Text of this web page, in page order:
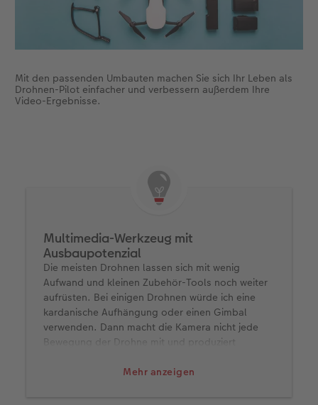
Mit den passenden Umbauten machen Sie sich Ihr Leben als
Drohnen-Pilot einfacher und verbessern außerdem Ihre
Video-Ergebnisse.
Mehr anzeigen
Multimedia-Werkzeug mit
Ausbaupotenzial
Die meisten Drohnen lassen sich mit wenig
Aufwand und kleinen Zubehör-Tools noch weiter
aufrüsten. Bei einigen Drohnen würde ich eine
kardanische Aufhängung oder einen Gimbal
verwenden. Dann macht die Kamera nicht jede
Bewegung der Drohne mit und produziert
Nichts ist ärgerlicher, als wenn Sie den perfekten